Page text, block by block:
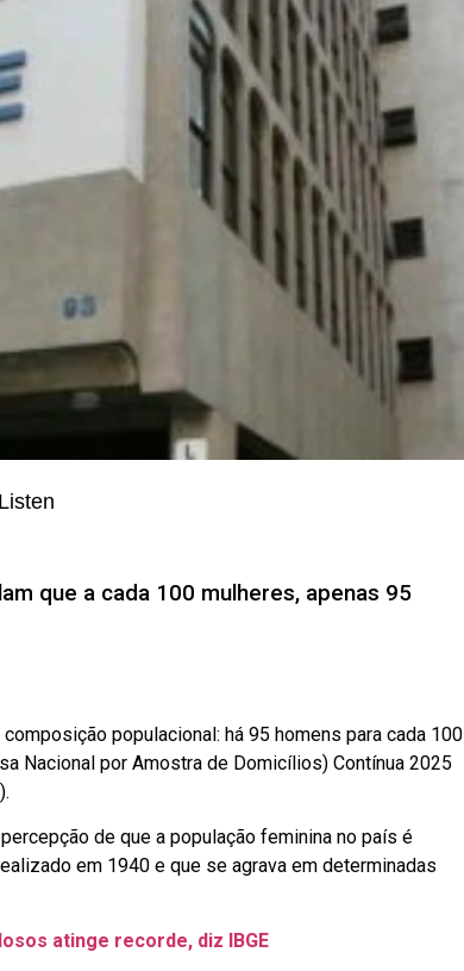
que a cada 100 mulheres, apenas 95
populacional: há 95 homens para cada 100
Nacional por Amostra de Domicílios) Contínua 2025
de que a população feminina no país é
em 1940 e que se agrava em determinadas
atinge recorde, diz IBGE